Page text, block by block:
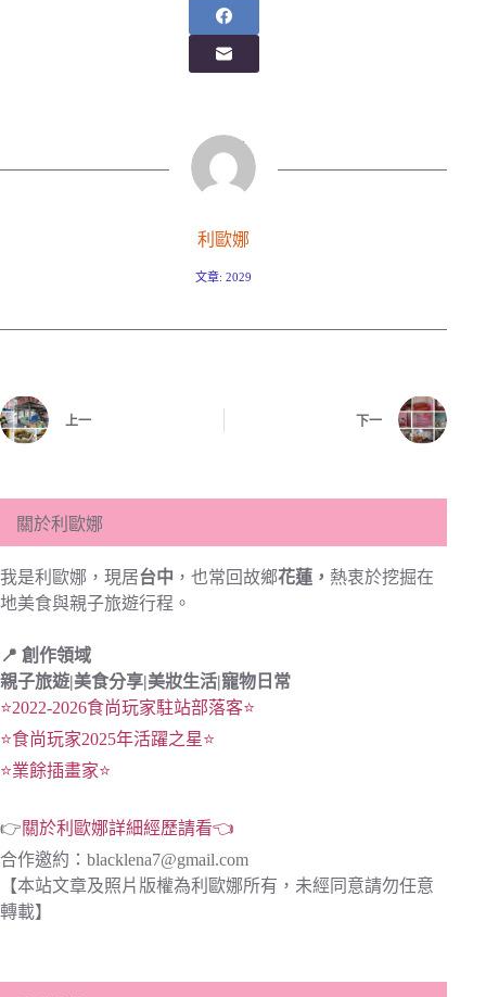
利歐娜
文章: 2029
上一 下一
關於利歐娜
我是利歐娜，現居台中 ，也常回故鄉花蓮， 熱衷於挖掘在
地美食與親子旅遊行程。
📍 創作領域
親子旅遊|美食分享|美妝生活|寵物日常
⭐2022-2026食尚玩家駐站部落客⭐
⭐食尚玩家2025年活躍之星⭐
⭐業餘插畫家⭐
👉關於利歐娜詳細經歷請看👈
合作邀約： blacklena7@gmail.com
【本站文章及照片版權為利歐娜所有，未經同意請勿任意
轉載】